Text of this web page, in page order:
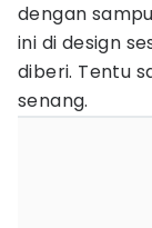
dengan
ini di design
diberi. Tentu
senang.